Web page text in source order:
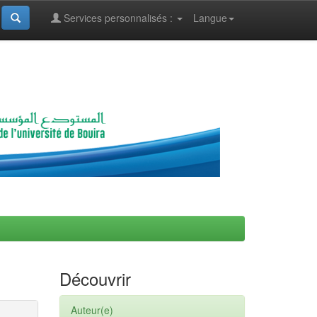
Langue
Services personnalisés :
Découvrir
Auteur(e)